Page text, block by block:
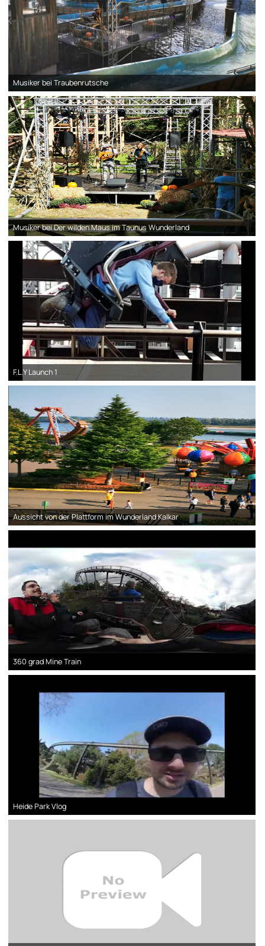
Musiker bei Traubenrutsche
Musiker bei Der wilden Maus im Taunus Wunderland
F.L.Y Launch 1
Aussicht von der Plattform im Wunderland Kalkar
360 grad Mine Train
Heide Park Vlog